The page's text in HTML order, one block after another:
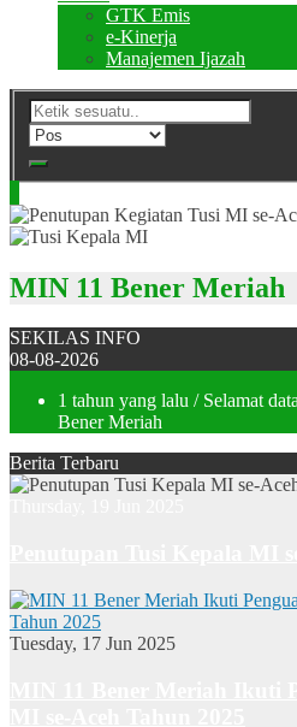
GTK Emis
e-Kinerja
Manajemen Ijazah
MIN 11 Bener Meriah
SEKILAS INFO
08-08-2026
1 tahun yang lalu / Selamat
Bener Meriah
Berita Terbaru
Tuesday, 17 Jun 2025